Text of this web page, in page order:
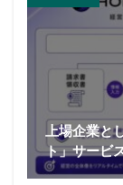
上場企業と
ト」サービ